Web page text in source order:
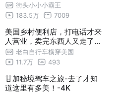
街头小小小霸王
183.5万
7009
美国乡村便利店，打电话才来
人营业，卖完东西人又走了【
自行车横穿美国第46天】
老白自行车横穿美国
11.7万
493
甘加秘境驾车之旅-去了才知
道这里有多美！-4K